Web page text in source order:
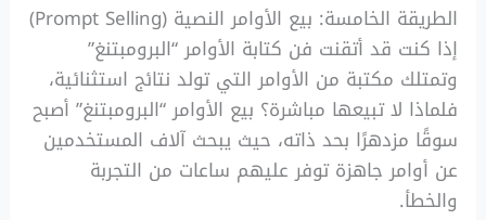
الطريقة الخامسة: بيع الأوامر النصية (Prompt Selling)
إذا كنت قد أتقنت فن كتابة الأوامر “البرومبتنغ”
وتمتلك مكتبة من الأوامر التي تولد نتائج استثنائية،
فلماذا لا تبيعها مباشرة؟ بيع الأوامر “البرومبتنغ” أصبح
سوقًا مزدهرًا بحد ذاته، حيث يبحث آلاف المستخدمين
عن أوامر جاهزة توفر عليهم ساعات من التجربة
والخطأ.